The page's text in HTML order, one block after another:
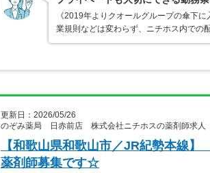
《2019年よりクオールグループの傘下
業規則などは変わらず、ニチホス内で
更新日：2026/05/26
のぞみ薬局 日赤前店 株式会社ニチホスの薬剤師求人
【和歌山県和歌山市／JR紀勢本線
薬剤師募集です☆